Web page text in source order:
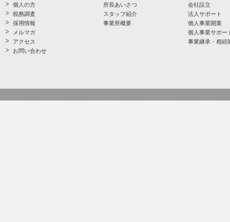
個人の方
税務調査
採用情報
メルマガ
アクセス
お問い合わせ
所長あいさつ
スタッフ紹介
事業所概要
会社設立
法人サポート
個人事業開業
個人事業サポー
事業継承・相続